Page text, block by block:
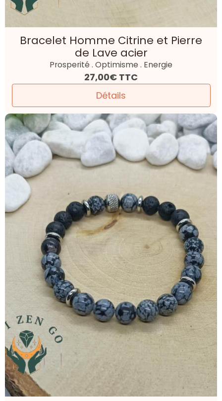
Bracelet Homme Citrine et Pierre
de Lave acier
Prosperité . Optimisme . Energie
27,00€ TTC
Détails